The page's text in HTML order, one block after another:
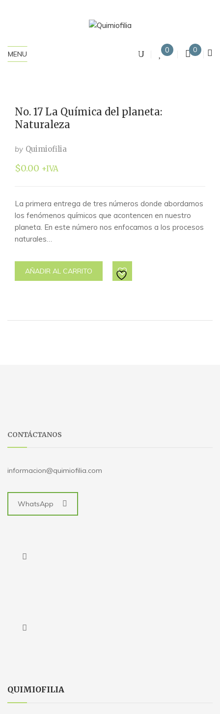
MENU 0 0
No. 17 La Química del planeta:
Naturaleza
by Quimiofilia
$0.00 +IVA
La primera entrega de tres números donde abordamos
los fenómenos químicos que acontencen en nuestro
planeta. En este número nos enfocamos a los procesos
naturales…
AÑADIR AL CARRITO
CONTÁCTANOS
informacion@quimiofilia.com
WhatsApp
QUIMIOFILIA